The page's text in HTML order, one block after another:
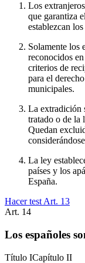
Los
que garantiza
establezcan
Solamente los
reconocidos
criterios de
para el
municipales.
La extradición
tratado o de la
Quedan
La ley
países y los
España.
Hacer test Art. 13
Art. 14
Los españoles
Título ICapítulo II